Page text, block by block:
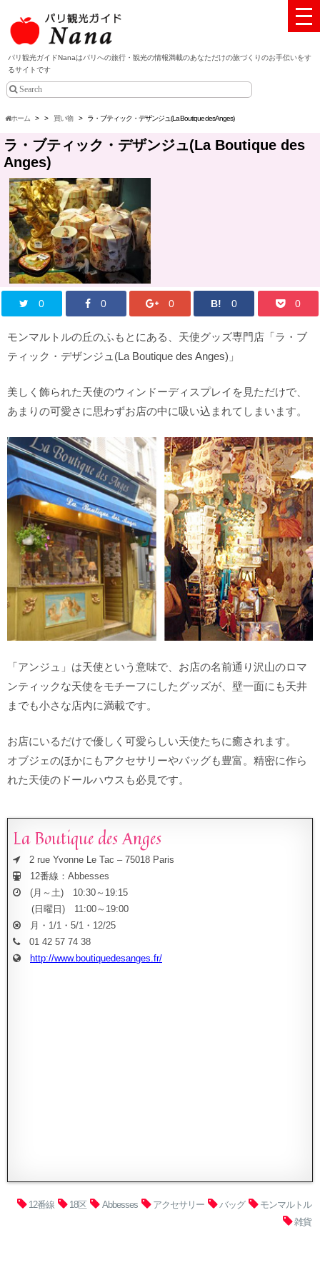
パリ観光ガイドNanaはパリへの旅行・観光の情報満載のあなただけの旅づくりのお手伝いをす
るサイトです
ホーム > > 買い物 > ラ・ブティック・デザンジュ(La Boutique des Anges)
ラ・ブティック・デザンジュ(La Boutique des
Anges)
0 0 0 B! 0 0
モンマルトルの丘のふもとにある、天使グッズ専門店「ラ・ブ
ティック・デザンジュ(La Boutique des Anges)」
美しく飾られた天使のウィンドーディスプレイを見ただけで、
あまりの可愛さに思わずお店の中に吸い込まれてしまいます。
「アンジュ」は天使という意味で、お店の名前通り沢山のロマ
ンティックな天使をモチーフにしたグッズが、壁一面にも天井
までも小さな店内に満載です。
お店にいるだけで優しく可愛らしい天使たちに癒されます。
オブジェのほかにもアクセサリーやバッグも豊富。精密に作ら
れた天使のドールハウスも必見です。
La Boutique des Anges
2 rue Yvonne Le Tac – 75018 Paris
12番線：Abbesses
(月～土) 10:30～19:15
(日曜日) 11:00～19:00
月・1/1・5/1・12/25
01 42 57 74 38
http://www.boutiquedesanges.fr/
12番線 18区 Abbesses アクセサリー バッグ
モンマルトル
雑貨